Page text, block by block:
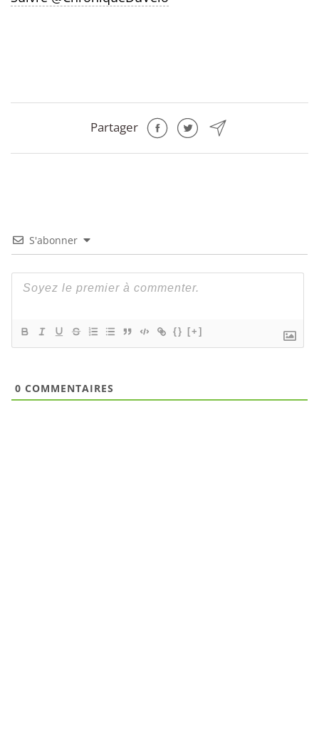
Partager
S'abonner
{} [+]
0 COMMENTAIRES